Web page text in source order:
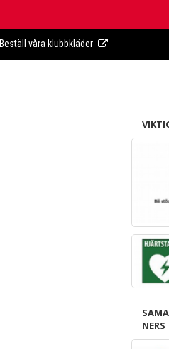
Beställ våra klubbkläder
NERS